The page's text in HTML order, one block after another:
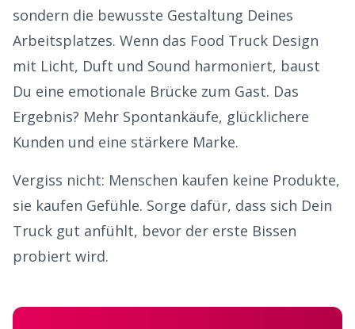
sondern die bewusste Gestaltung Deines
Arbeitsplatzes. Wenn das Food Truck Design
mit Licht, Duft und Sound harmoniert, baust
Du eine emotionale Brücke zum Gast. Das
Ergebnis? Mehr Spontankäufe, glücklichere
Kunden und eine stärkere Marke.
Vergiss nicht: Menschen kaufen keine Produkte,
sie kaufen Gefühle. Sorge dafür, dass sich Dein
Truck gut anfühlt, bevor der erste Bissen
probiert wird.